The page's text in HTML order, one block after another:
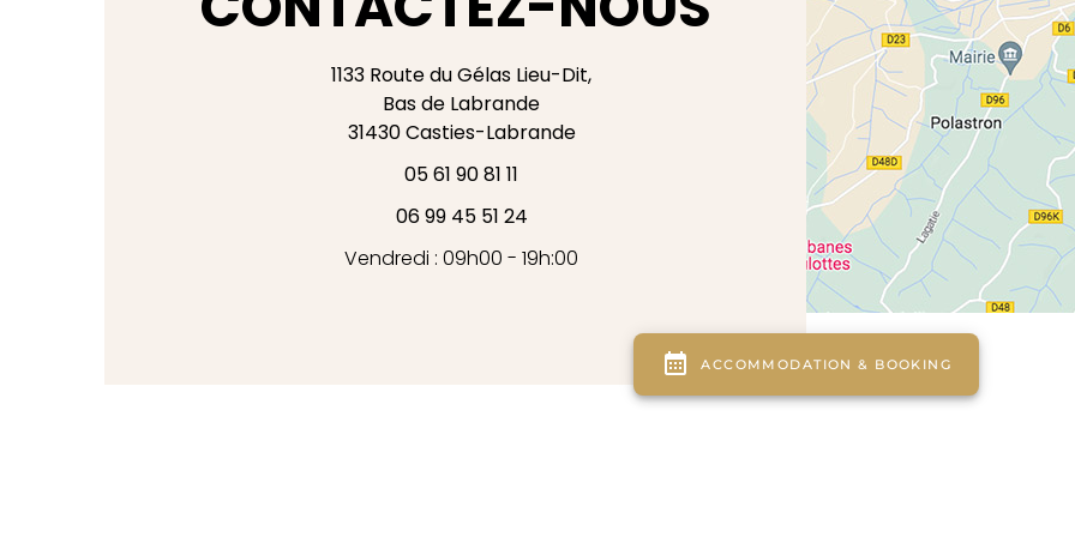
1133 Route du Gélas Lieu-Dit,
Bas de Labrande
31430Casties-Labrande
05 61 90 81 11
06 99 45 51 24
Vendredi : 09h00 - 19h:00